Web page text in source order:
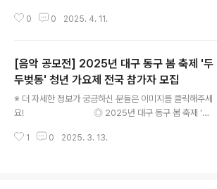
경연대회 ‘히든스테이지 (HIDDEN STAGE)‘에서 3기 참
장상, 음악저작권협회장상 등을 수여합니다. 서울시 야외
무대 공연 및 유튜브 채널(구독자 약 30만명) 라이브 클립
송출, 상금 1500만원, 음원발매지원 등의 혜택이 있습니
다. 참가자 접수는 4월 27일까지이며, 5월 8일 1차 합격
자가 발표됩니다. ◎ 모집대상내 목소리를 알리고 싶은 싱
어송라이터 누구나나이, 성별, 국적 무관 한국에서 음악 활
0 0 2025. 4. 11.
[음악 공모전] 2025년 대구 동구 봄 축제 '두
두벚동' 청년 가요제 전국 참가자 모집
※ 더 자세한 정보가 궁금하신 분들은 이미지를 클릭해주세
요! ◎ 2025년 대구 동구 봄 축제 '두
과 마음으로 예선 신청 ◎ 만 39세 이하 국민 누구나만 39
1 0 2025. 3. 13.